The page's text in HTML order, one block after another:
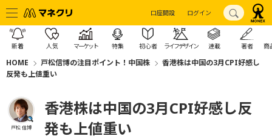
口座開設 ログイン
新着 人気 マーケット 特集 初心者 ライフデザイン 連載 著者 商
HOME 戸松信博の注目ポイント！中国株
香港株は中国の3月CPI好感し
反発も上値重い
戸松 信博
香港株は中国の3月CPI好感し反
発も上値重い